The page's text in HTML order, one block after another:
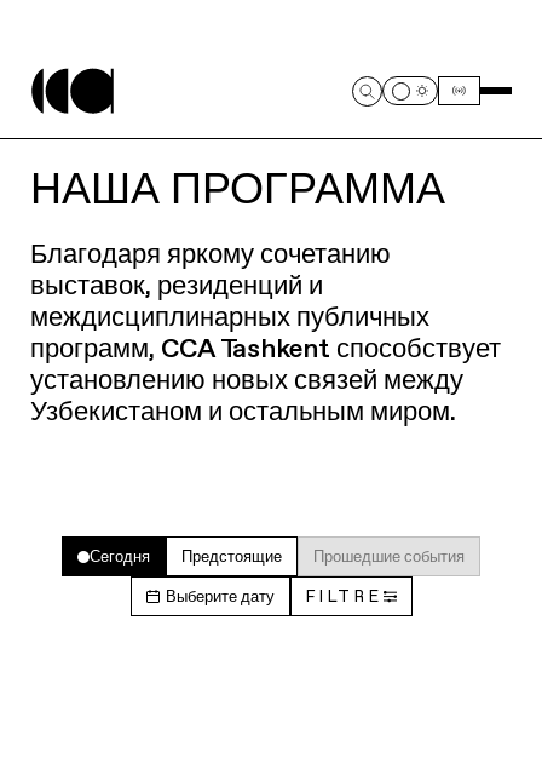
НАША ПРОГРАММА
Благодаря яркому сочетанию
выставок, резиденций и
междисциплинарных публичных
программ, CCA Tashkent способствует
установлению новых связей между
Узбекистаном и остальным миром.
Сегодня Предстоящие Прошедшие события
Выберите дату FILTRE